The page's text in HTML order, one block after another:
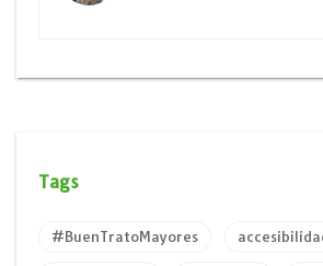
Tags
#BuenTratoMayores